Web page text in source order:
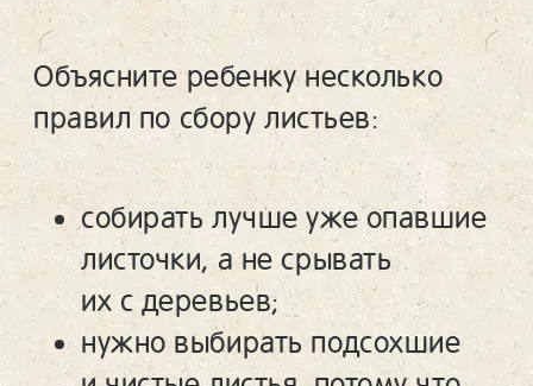
Объясните ребенку несколько
правил по сбору листьев:
собирать лучше уже опавшие
листочки, а не срывать
их с деревьев;
нужно выбирать подсохшие